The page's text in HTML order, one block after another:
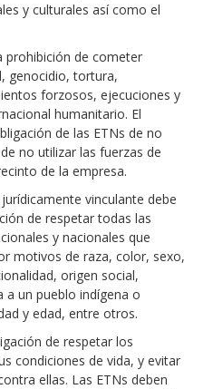
y culturales así como el
prohibición de cometer
genocidio, tortura,
forzosos, ejecuciones y
humanitario. El
de las ETNs de no
no utilizar las fuerzas de
de la empresa.
vinculante debe
de respetar todas las
y nacionales que
motivos de raza, color, sexo,
origen social,
a un pueblo indígena o
y edad, entre otros.
de respetar los
condiciones de vida, y evitar
ellas. Las ETNs deben